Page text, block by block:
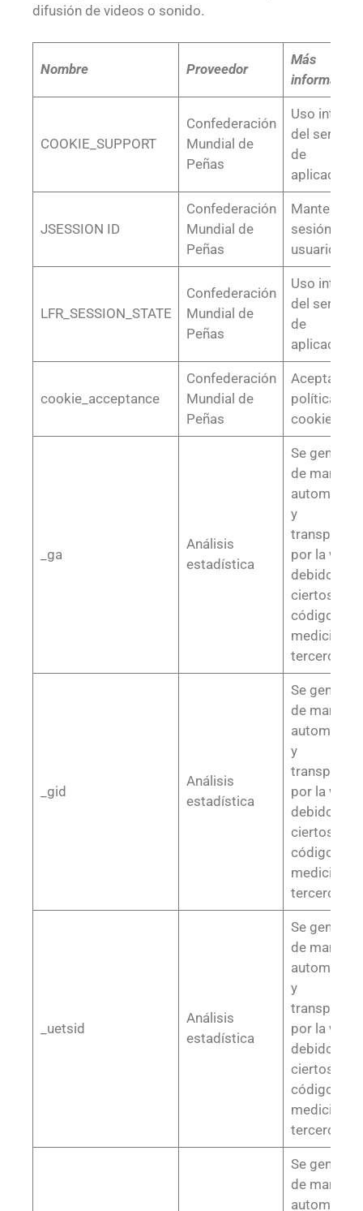
difusión de videos o sonido.
Nombre Proveedor
Más
información
COOKIE_SUPPORT
Confederación
Mundial de
Peñas
Uso interno
del servidor
de
JSESSION ID
Confederación
Mundial de
Peñas
Mantener la
sesión de
usuario
LFR_SESSION_STATE
Confederación
Mundial de
Peñas
Uso interno
del servidor
de
cookie_acceptance
Confederación
Mundial de
Peñas
Aceptación
política de
cookies
_ga
Análisis
estadística
Se generan
de manera
automática
y
por la web,
debido a
ciertos
códigos de
medición o
terceros
_gid
Análisis
estadística
Se generan
de manera
automática
y
por la web,
debido a
ciertos
códigos de
medición o
terceros
_uetsid
Análisis
estadística
Se generan
de manera
automática
y
por la web,
debido a
ciertos
códigos de
medición o
terceros
Se generan
de manera
automática